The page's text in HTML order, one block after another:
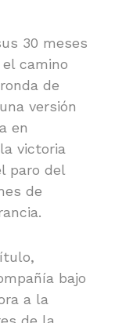
30 meses
camino
de
versión
en
victoria
paro del
de
bajo
a la